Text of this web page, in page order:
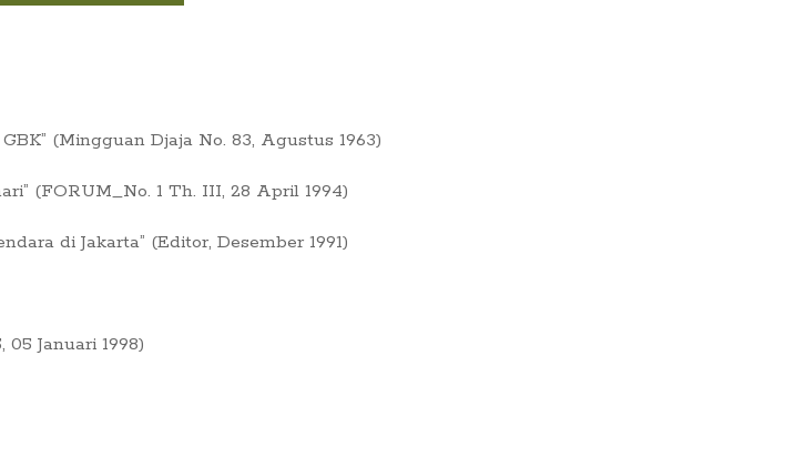
(Mingguan Djaja No. 83, Agustus 1963)
(FORUM_No. 1 Th. III, 28 April 1994)
di Jakarta” (Editor, Desember 1991)
Januari 1998)